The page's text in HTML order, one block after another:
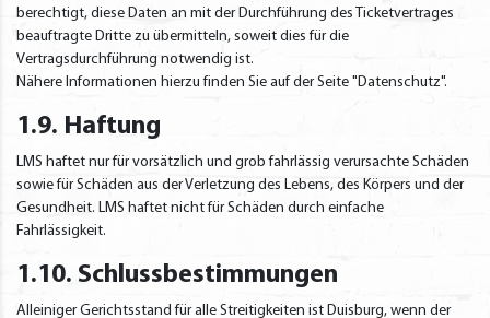
berechtigt, diese Daten an mit der Durchführung des Ticketvertrages
beauftragte Dritte zu übermitteln, soweit dies für die
Vertragsdurchführung notwendig ist.
Nähere Informationen hierzu finden Sie auf der Seite "Datenschutz".
1.9. Haftung
LMS haftet nur für vorsätzlich und grob fahrlässig verursachte Schäden
sowie für Schäden aus der Verletzung des Lebens, des Körpers und der
Gesundheit. LMS haftet nicht für Schäden durch einfache
Fahrlässigkeit.
1.10. Schlussbestimmungen
Alleiniger Gerichtsstand für alle Streitigkeiten ist Duisburg, wenn der